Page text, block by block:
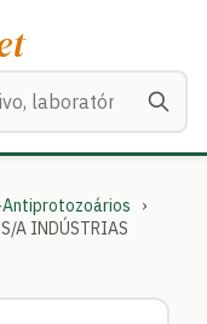
›
A INDÚSTRIAS